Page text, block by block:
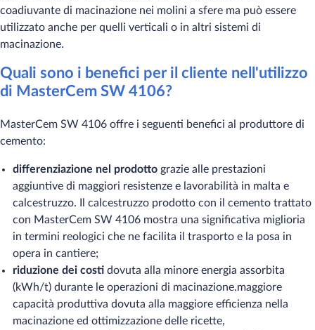
coadiuvante di macinazione nei molini a sfere ma può essere
utilizzato anche per quelli verticali o in altri sistemi di
macinazione.​
Quali sono i benefici per il cliente nell'utilizzo
di MasterCem SW 4106?
MasterCem SW 4106 offre i seguenti benefici al produttore di
cemento:
​differenziazione nel prodotto grazie alle prestazioni
aggiuntive di maggiori resistenze e lavorabilità in malta e
calcestruzzo. Il calcestruzzo prodotto con il cemento trattato
con MasterCem SW 4106 mostra una significativa miglioria
in termini reologici che ne facilita il trasporto e la posa in
opera in cantiere;
riduzione dei costi dovuta alla minore energia assorbita
(kWh/t) dur​ante le operazioni di macinazione.maggiore
capacità produttiva dovuta alla maggiore efficienza nella
macinazione ed ottimizzazione delle ricette,